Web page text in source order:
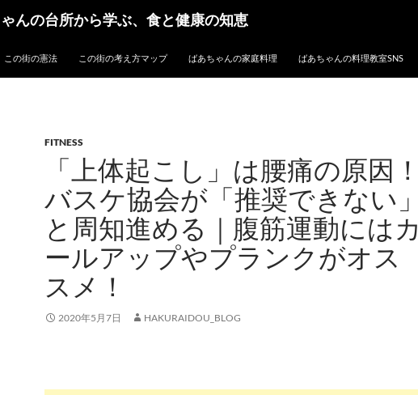
んの台所から学ぶ、食と健康の知恵
この街の憲法 この街の考え方マップ ばあちゃんの家庭料理 ばあちゃんの料理教室SNS
FITNESS
「上体起こし」は腰痛の原因！
バスケ協会が「推奨できない」
と周知進める｜腹筋運動にはカ
ールアップやプランクがオス
スメ！
2020年5月7日 HAKURAIDOU_BLOG